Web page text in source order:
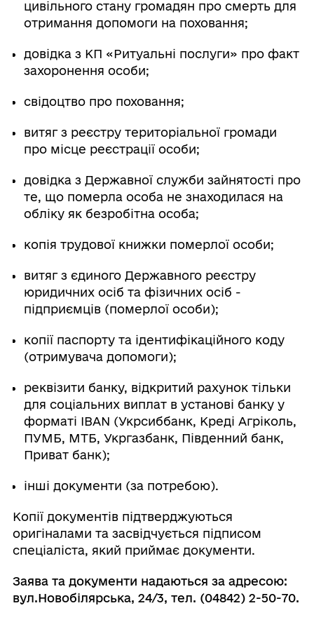
цивільного стану громадян про смерть для
отримання допомоги на поховання;
довідка з КП «Ритуальні послуги» про факт
захоронення особи;
свідоцтво про поховання;
витяг з реєстру територіальної громади
про місце реєстрації особи;
довідка з Державної служби зайнятості про
те, що померла особа не знаходилася на
обліку як безробітна особа;
копія трудової книжки померлої особи;
витяг з єдиного Державного реєстру
юридичних осіб та фізичних осіб -
підприємців (померлої особи);
копії паспорту та ідентифікаційного коду
(отримувача допомоги);
реквізити банку, відкритий рахунок тільки
для соціальних виплат в установі банку у
форматі IBAN (Укрсиббанк, Креді Агріколь,
ПУМБ, МТБ, Укргазбанк, Південний банк,
Приват банк);
інші документи (за потребою).
Копії документів підтверджуються
оригіналами та засвідчується підписом
спеціаліста, який приймає документи.
Заява та документи надаються за адресою:
вул.Новобілярська, 24/3, тел. (04842) 2-50-70.